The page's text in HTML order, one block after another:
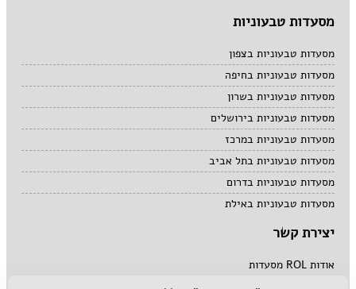
מסעדות טבעוניות
מסעדות טבעוניות בצפון
מסעדות טבעוניות בחיפה
מסעדות טבעוניות בשרון
מסעדות טבעוניות בירושלים
מסעדות טבעוניות במרכז
מסעדות טבעוניות בתל אביב
מסעדות טבעוניות בדרום
מסעדות טבעוניות באילת
יצירת קשר
אודות ROL מסעדות